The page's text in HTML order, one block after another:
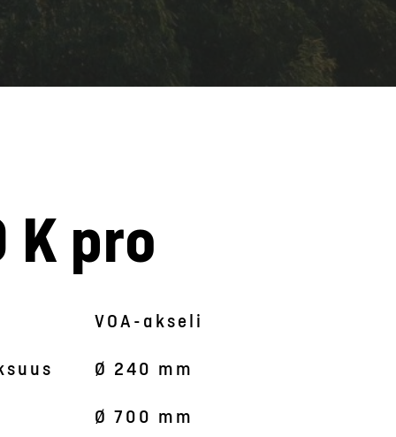
K pro
VOA-akseli
Ø 240 mm
Ø 700 mm